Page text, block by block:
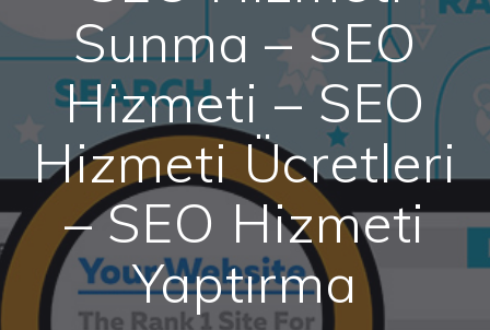
Sunma – SEO
Hizmeti – SEO
Hizmeti Ücretleri
– SEO Hizmeti
Yaptırma